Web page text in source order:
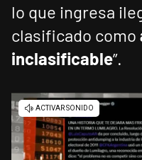
lo que ingresa
clasificado como
inclasificable”.